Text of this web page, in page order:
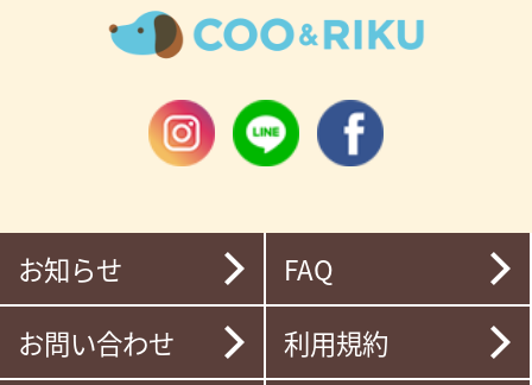
お知らせ
お問い合わせ
FAQ
利用規約